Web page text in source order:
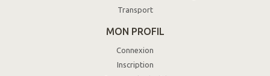
Transport
MON PROFIL
Connexion
Inscription